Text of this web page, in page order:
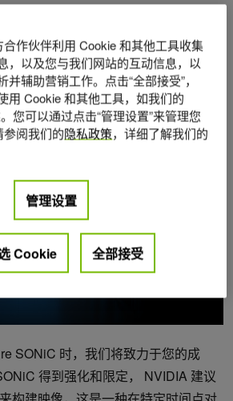
interface ）的 NVIDIA 实现只需
SONiC 时，我们将致力于您的成
得到强化和限定， NVIDIA 建议
作伙伴利用 Cookie 和其他工具收集
，以及您与我们网站的互动信息，以
辅助营销工作。点击“全部接受”，
用 Cookie 和其他工具，如我们的
您可以通过点击“管理设置”来管理您
参阅我们的隐私政策，详细了解我们的
管理设置
Cookie 全部接受